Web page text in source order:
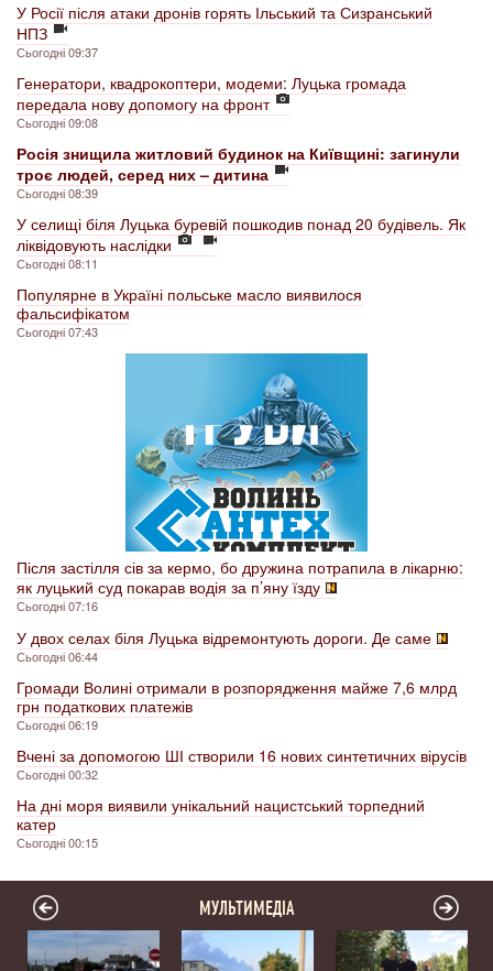
У Росії після атаки дронів горять Ільський та Сизранський
НПЗ
Сьогодні 09:37
Генератори, квадрокоптери, модеми: Луцька громада
передала нову допомогу на фронт
Сьогодні 09:08
Росія знищила житловий будинок на Київщині: загинули
троє людей, серед них – дитина
Сьогодні 08:39
У селищі біля Луцька буревій пошкодив понад 20 будівель. Як
ліквідовують наслідки
Сьогодні 08:11
Популярне в Україні польське масло виявилося
фальсифікатом
Сьогодні 07:43
Після застілля сів за кермо, бо дружина потрапила в лікарню:
як луцький суд покарав водія за п’яну їзду
Сьогодні 07:16
У двох селах біля Луцька відремонтують дороги. Де саме
Сьогодні 06:44
Громади Волині отримали в розпорядження майже 7,6 млрд
грн податкових платежів
Сьогодні 06:19
Вчені за допомогою ШІ створили 16 нових синтетичних вірусів
Сьогодні 00:32
На дні моря виявили унікальний нацистський торпедний
катер
Сьогодні 00:15
МУЛЬТИМЕДІА